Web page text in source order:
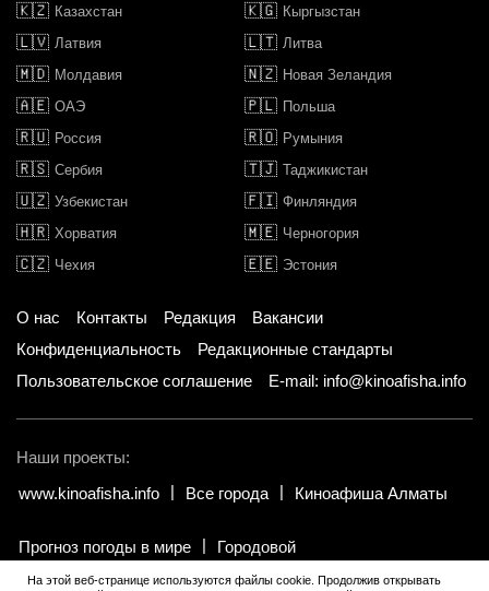
🇰🇿 Казахстан 🇰🇬 Кыргызстан
🇱🇻 Латвия 🇱🇹 Литва
🇲🇩 Молдавия 🇳🇿 Новая Зеландия
🇦🇪 ОАЭ 🇵🇱 Польша
🇷🇺 Россия 🇷🇴 Румыния
🇷🇸 Сербия 🇹🇯 Таджикистан
🇺🇿 Узбекистан 🇫🇮 Финляндия
🇭🇷 Хорватия 🇲🇪 Черногория
🇨🇿 Чехия 🇪🇪 Эстония
О нас Контакты Редакция
Вакансии
Конфиденциальность
Редакционные стандарты
Пользовательское соглашение
E-mail: info@kinoafisha.info
Наши проекты:
www.kinoafisha.info
Все города Киноафиша Алматы
Прогноз погоды в мире Городовой
На этой веб-странице используются файлы cookie. Продолжив открывать